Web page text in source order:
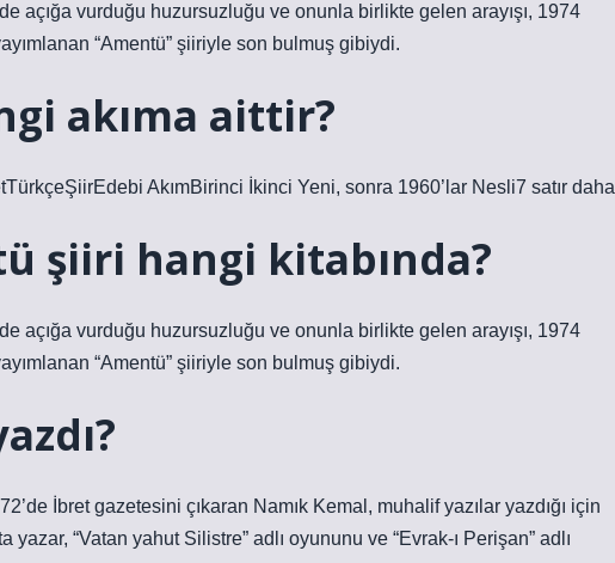
açığa vurduğu huzursuzluğu ve onunla birlikte gelen arayışı, 1974
“Amentü” şiiriyle son bulmuş gibiydi.
akıma aittir?
AkımBirinci İkinci Yeni, sonra 1960’lar Nesli7 satır daha
şiiri hangi kitabında?
açığa vurduğu huzursuzluğu ve onunla birlikte gelen arayışı, 1974
“Amentü” şiiriyle son bulmuş gibiydi.
İbret gazetesini çıkaran Namık Kemal, muhalif yazılar yazdığı için
yazar, “Vatan yahut Silistre” adlı oyununu ve “Evrak-ı Perişan” adlı